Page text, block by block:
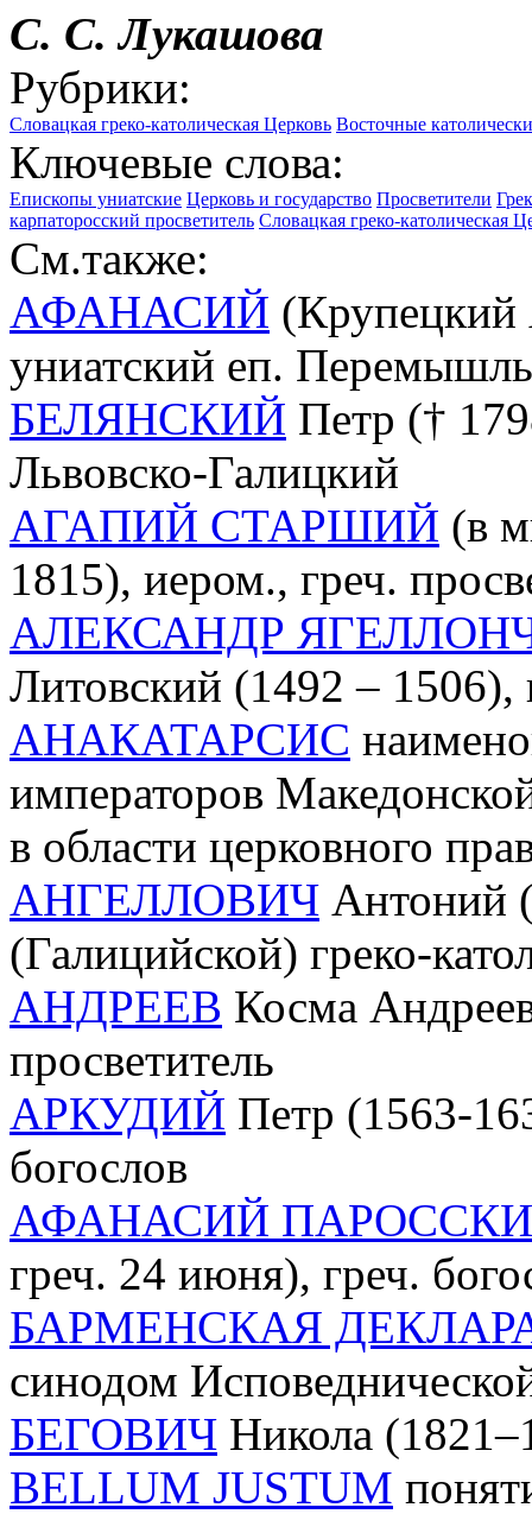
С. С.Лукашова
Рубрики:
Словацкая греко-католическая Церковь Восточные
Ключевые слова:
Епископы униатские Церковь и государство Просветители
карпаторосский просветитель Словацкая греко-католическая
См.также:
АФАНАСИЙ (Крупецкий
униатский еп.
БЕЛЯНСКИЙ Петр (†
Львовско-Галицкий
АГАПИЙ СТАРШИЙ (в
1815), иером., греч.
АЛЕКСАНДР
Литовский (1492 –
АНАКАТАРСИС
императоров
в области церковного
АНГЕЛЛОВИЧ Антоний
(Галицийской) греко-
АНДРЕЕВ Косма
просветитель
АРКУДИЙ Петр (1563-
богослов
АФАНАСИЙ
греч. 24 июня), греч.
БАРМЕНСКАЯ
синодом
БЕГОВИЧ Никола
BELLUM JUSTUM